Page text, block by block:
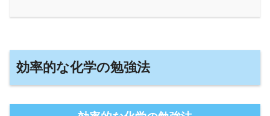
効率的な化学の勉強法